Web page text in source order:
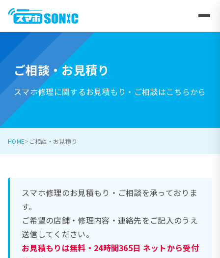
ご相談・お見積り
スマホ修理に関するお見積もり・ご相談はこちらから
HOME ご相談・お見積り
スマホ修理のお見積もり・ご相談を承っておりま
す。
ご希望の店舗・修理内容・連絡先をご記入のうえ
送信してください。
お見積もりは無料・24時間365日 ネットから受付